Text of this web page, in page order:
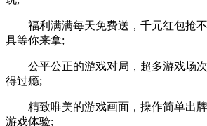
福利满满每天免费送，千元红包抢不
具等你来拿;
公平公正的游戏对局，超多游戏场次
得过瘾;
精致唯美的游戏画面，操作简单出牌
游戏体验;